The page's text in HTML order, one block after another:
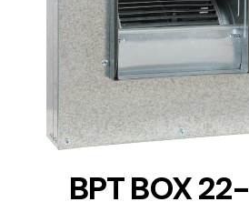
DETAILS
BPT BOX 22-